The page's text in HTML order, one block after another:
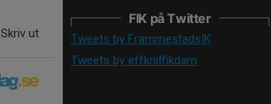
Skriv ut
FIK på Twitter
Tweets by FrammestadsIK
Tweets by effkniffikdam